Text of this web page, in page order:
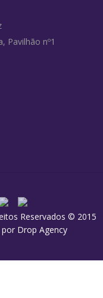
Pavilhão nº1
Reservados © 2015
por Drop Agency